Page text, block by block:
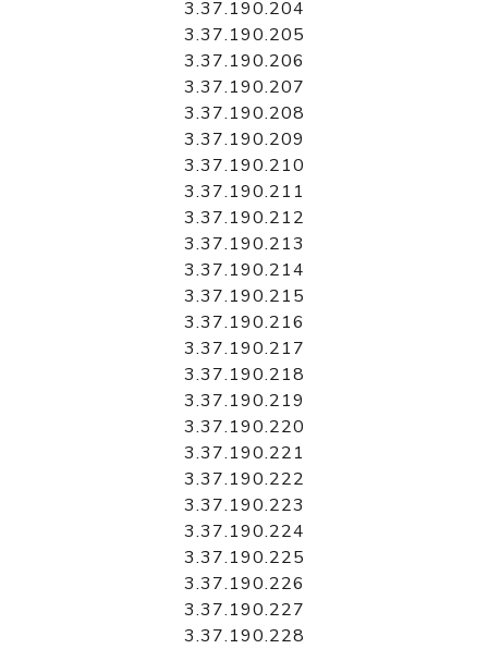
3.37.190.204
3.37.190.205
3.37.190.206
3.37.190.207
3.37.190.208
3.37.190.209
3.37.190.210
3.37.190.211
3.37.190.212
3.37.190.213
3.37.190.214
3.37.190.215
3.37.190.216
3.37.190.217
3.37.190.218
3.37.190.219
3.37.190.220
3.37.190.221
3.37.190.222
3.37.190.223
3.37.190.224
3.37.190.225
3.37.190.226
3.37.190.227
3.37.190.228